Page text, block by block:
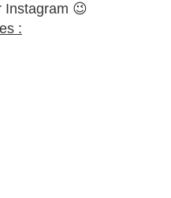
Instagram 😉
: